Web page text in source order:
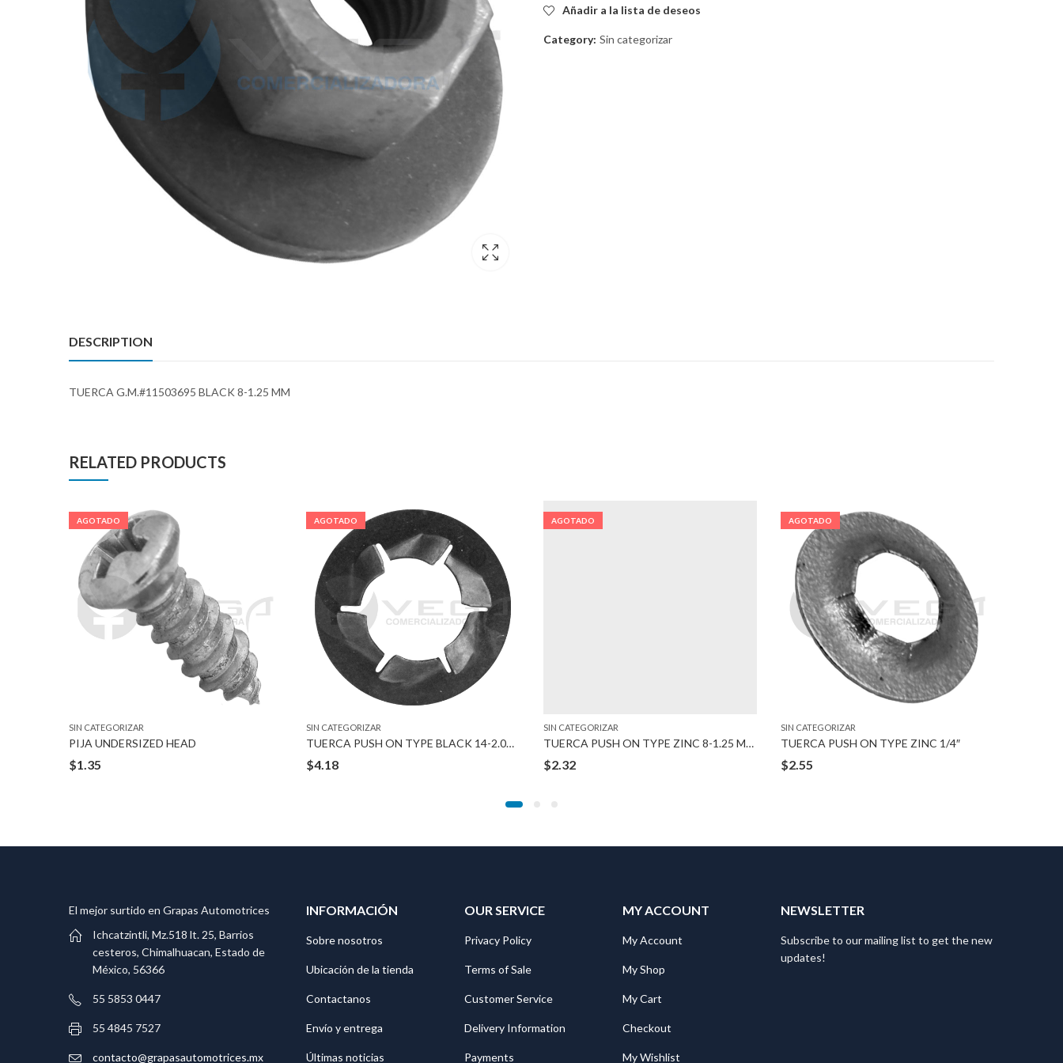
Añadir a la lista de deseos
Category: Sin categorizar
DESCRIPTION
TUERCA G.M.#11503695 BLACK 8-1.25 MM
RELATED PRODUCTS
AGOTADO
SIN CATEGORIZAR
PIJA UNDERSIZED HEAD
$1.35
AGOTADO
SIN CATEGORIZAR
TUERCA PUSH ON TYPE BLACK 14-2.00 MM
$4.18
AGOTADO
SIN CATEGORIZAR
TUERCA PUSH ON TYPE ZINC 8-1.25 MM BOLT
$2.32
AGOTADO
SIN CATEGORIZAR
TUERCA PUSH ON TYPE ZINC 1/4″
$2.55
El mejor surtido en Grapas Automotrices
Ichcatzintli, Mz.518 lt. 25, Barrios
cesteros, Chimalhuacan, Estado de
México, 56366
55 5853 0447
55 4845 7527
contacto@grapasautomotrices.mx
INFORMACIÓN
Sobre nosotros
Ubicación de la tienda
Contactanos
Envío y entrega
Últimas noticias
OUR SERVICE
Privacy Policy
Terms of Sale
Customer Service
Delivery Information
Payments
MY ACCOUNT
My Account
My Shop
My Cart
Checkout
My Wishlist
NEWSLETTER
Subscribe to our mailing list to get the new
updates!